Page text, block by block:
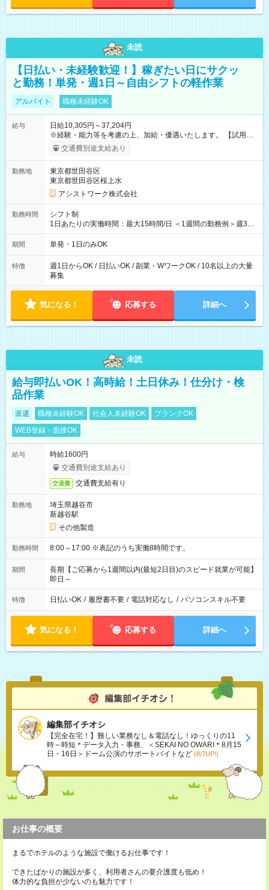
未読
【日払い・未経験歓迎！】稼ぎたい日にサクッ
と勤務！単発・週1日～自由シフトの軽作業
アルバイト 職種未経験OK
給与
日給10,305円～37,204円
※経験・能力等を考慮の上、加給・優遇いたします。 【試用期
間】試用期間なし
交通費別途支給あり
勤務地
東京都世田谷区
東京都世田谷区桜上水
アシストワーク株式会社
勤務時間
シフト制
1日あたりの実働時間：最大15時間/日 ＜1週間の勤務例＞週3回
勤務 勤務：月・水・金 休み：火・木・土・日 好きな時にお仕事
可能です！ ※1日あたりの最大実働時間は日勤、夜勤共に勤務し
期間 単発・1日のみOK
特徴
週1日からOK / 日払いOK / 副業・WワークOK / 10名以上の大量
募集
気になる！ 応募する 詳細へ
未読
給与即払いOK！高時給！土日休み！仕分け・検
品作業
派遣 職種未経験OK 社会人未経験OK
ブランクOK
WEB登録・面接OK
給与
時給1600円
交通費別途支給あり
交通費 交通費支給有り
勤務地
埼玉県越谷市
新越谷駅
その他製造
勤務時間 8:00～17:00 ※表記のうち実働8時間です。
期間
長期【ご応募から1週間以内(最短2日目)のスピード就業が可能】
即日～
特徴 日払いOK / 履歴書不要 / 電話対応なし / パソコンスキル不要
気になる！ 応募する 詳細へ
編集部イチオシ
【完全在宅！】難しい業務なし＆電話なし！ゆっくりの11
時～時短＊データ入力・事務、＜SEKAI NO OWARI＊8月15
日・16日＞ドーム公演のサポートバイトなど (8/7UP!)
お仕事の概要
まるでホテルのような施設で働けるお仕事です！
できたばかりの施設が多く、利用者さんの要介護度も低め！
体力的な負担が少ないのも魅力です！